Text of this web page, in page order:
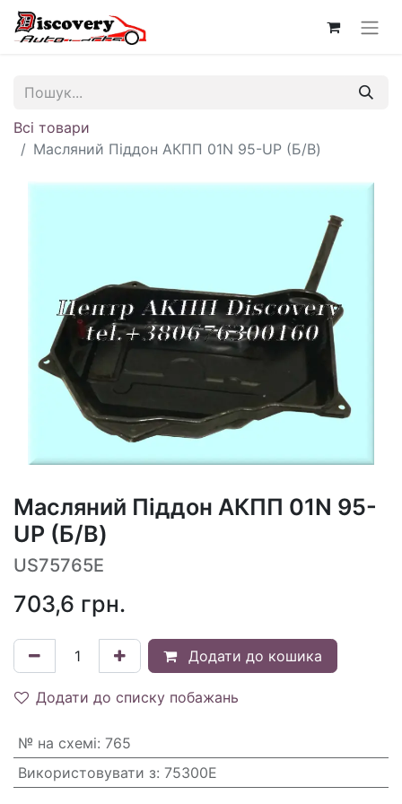
Всі товари
Масляний Піддон АКПП 01N 95-UP (Б/В)
Масляний Піддон АКПП 01N 95-
UP (Б/В)
US75765E
703,6 грн.
Додати до кошика
Додати до списку побажань
№ на схемі: 765
Використовувати з: 75300E